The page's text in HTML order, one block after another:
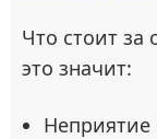
Что стоит за
это значит:
Неприятие